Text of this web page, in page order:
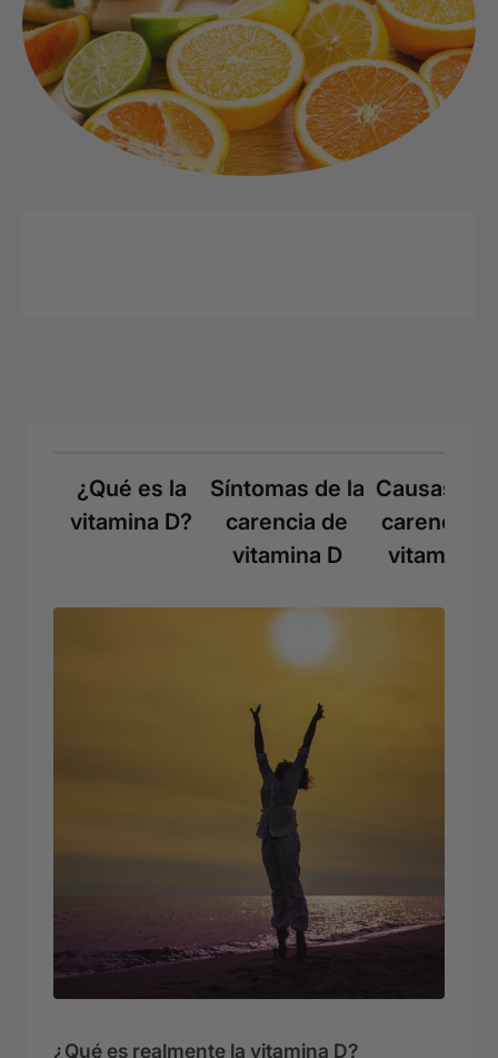
¿Qué es la
vitamina D?
Síntomas de la
carencia de
vitamina D
Causas de
carencia
vitamina D
¿Qué es realmente la vitamina D?